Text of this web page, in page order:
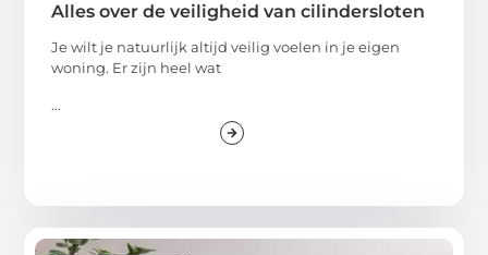
Alles over de veiligheid van cilindersloten
Je wilt je natuurlijk altijd veilig voelen in je eigen
woning. Er zijn heel wat
...